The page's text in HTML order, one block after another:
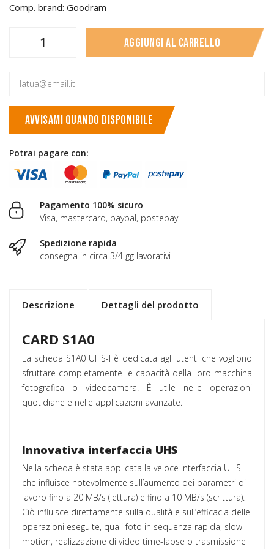
Comp. brand: Goodram
Aggiungi al carrello
AVVISAMI QUANDO DISPONIBILE
Potrai pagare con:
Pagamento 100% sicuro
Visa, mastercard, paypal, postepay
Spedizione rapida
consegna in circa 3/4 gg lavorativi
Descrizione Dettagli del prodotto
CARD S1A0
La scheda S1A0 UHS-I è dedicata agli utenti che vogliono
sfruttare completamente le capacità della loro macchina
fotografica o videocamera. È utile nelle operazioni
quotidiane e nelle applicazioni avanzate.
Innovativa interfaccia UHS
Nella scheda è stata applicata la veloce interfaccia UHS-I
che influisce notevolmente sull’aumento dei parametri di
lavoro fino a 20 MB/s (lettura) e fino a 10 MB/s (scrittura).
Ciò influisce direttamente sulla qualità e sull’efficacia delle
operazioni eseguite, quali foto in sequenza rapida, slow
motion, realizzazione di video time-lapse o trasmissione